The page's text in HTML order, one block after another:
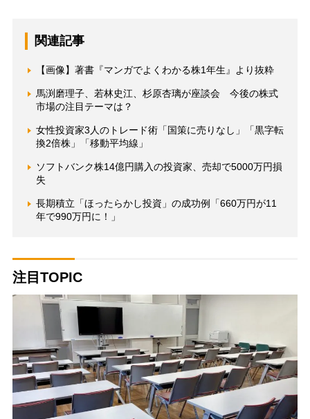
関連記事
【画像】著書『マンガでよくわかる株1年生』より抜粋
馬渕磨理子、若林史江、杉原杏璃が座談会 今後の株式
市場の注目テーマは？
女性投資家3人のトレード術「国策に売りなし」「黒字転
換2倍株」「移動平均線」
ソフトバンク株14億円購入の投資家、売却で5000万円損
失
長期積立「ほったらかし投資」の成功例「660万円が11
年で990万円に！」
注目TOPIC